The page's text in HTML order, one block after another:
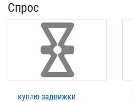
Спрос
куплю задвижки